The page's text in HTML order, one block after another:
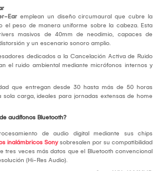
Ear emplean un diseño circumaural que cubre la
el peso de manera uniforme sobre la cabeza. Esta
masivos de 40mm de neodimio, capaces de
y un escenario sonoro amplio.
dedicados a la Cancelación Activa de Ruido
el ruido ambiental mediante micrófonos internos y
que entregan desde 30 hasta más de 50 horas
carga, ideales para jornadas extensas de home
audífonos Bluetooth?
de audio digital mediante sus chips
inalámbricos Sonysobresalen por su compatibilidad
tres veces más datos que el Bluetooth convencional
(Hi-Res Audio).